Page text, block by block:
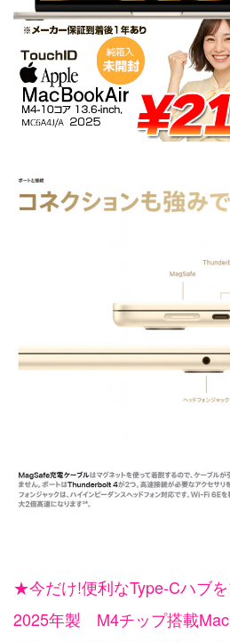
★今だけ!便利なType-Cハブ
2025年製 M4チップ搭載